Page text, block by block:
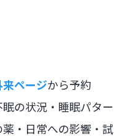
ページから予約
眠の状況・睡眠パター
・日常への影響・試